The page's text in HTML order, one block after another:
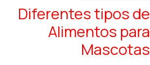
Diferentes tipos de
Alimentos para
Mascotas